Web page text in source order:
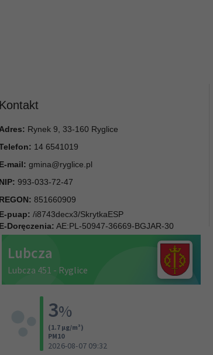
Kontakt
Adres: Rynek 9, 33-160 Ryglice
14 6541019
E-mail: gmina@ryglice.pl
NIP: 993-033-72-47
REGON: 851660909
E-puap: /i8743decx3/SkrytkaESP
E-Doręczenia: AE:PL-50947-36669-BGJAR-30